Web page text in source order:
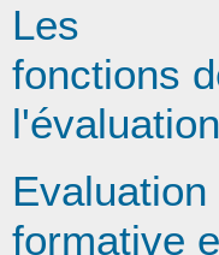
Les
fonctions
l'évaluation
Evaluation
formative